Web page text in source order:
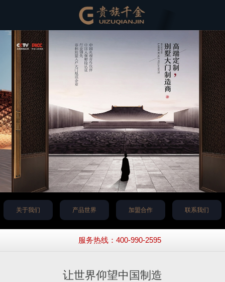
关于我们 产品世界 加盟合作 联系我们
服务热线：400-990-2595
让世界仰望中国制造